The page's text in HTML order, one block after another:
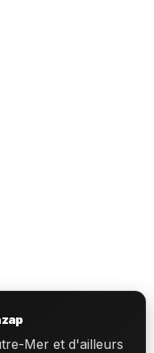
Mer et d'ailleurs